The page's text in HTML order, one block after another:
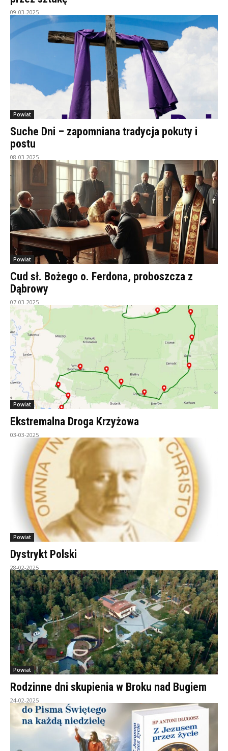
09-03-2025
Powiat
Suche Dni – zapomniana tradycja pokuty i
postu
08-03-2025
Powiat
Cud sł. Bożego o. Ferdona, proboszcza z
Dąbrowy
07-03-2025
Powiat
Ekstremalna Droga Krzyżowa
03-03-2025
Powiat
Dystrykt Polski
28-02-2025
Powiat
Rodzinne dni skupienia w Broku nad Bugiem
24-02-2025